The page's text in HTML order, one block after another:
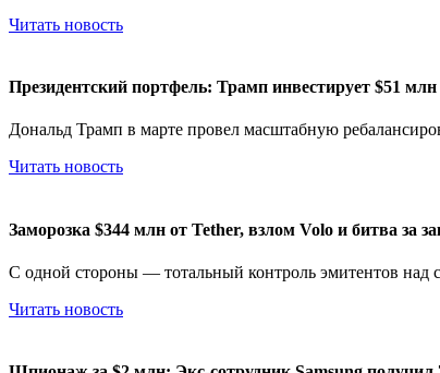
Читать новость
Президентский портфель: Трамп инвестирует $51
Дональд Трамп в марте провел масштабную
Читать новость
Заморозка $344 млн от Tether, взлом Volo и битва за
С одной стороны — тотальный контроль эмитентов над
Читать новость